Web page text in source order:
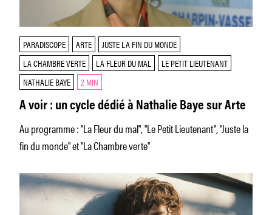
PARADISCOPE ARTE
JUSTE LA FIN DU MONDE
LA CHAMBRE VERTE
LA FLEUR DU MAL
LE PETIT LIEUTENANT
NATHALIE BAYE
2 MIN
A voir : un cycle dédié à Nathalie Baye sur Arte
Au programme : "La Fleur du mal", "Le Petit Lieutenant", "Juste la
fin du monde" et "La Chambre verte"